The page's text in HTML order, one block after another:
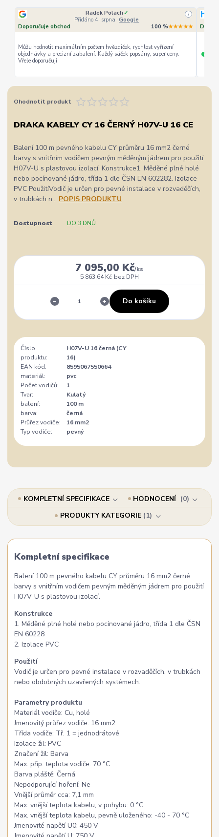
Radek Polach ✓
Přidáno 4. srpna · Google
i
Doporučuje obchod 100 %★★★★★
Můžu hodnotit maximálním počtem hvězdiček, rychlost vyřízení
objednávky a precizní zabalení. Každý sáček popsány, super ceny.
Vřele doporučuji
+
Ohodnotit produkt
DRAKA KABELY CY 16 ČERNÝ H07V-U 16 CE
Balení 100 m pevného kabelu CY průměru 16 mm2 černé
barvy s vnitřním vodičem pevným měděným jádrem pro použití
H07V-U s plastovou izolací. Konstrukce1. Měděné plné holé
nebo pocínované jádro, třída 1 dle ČSN EN 602282. Izolace
PVC PoužitíVodič je určen pro pevné instalace v rozvaděčích,
v trubkách n... POPIS PRODUKTU
Dostupnost DO 3 DNŮ
7 095,00 Kč/ks
5 863,64 Kč bez DPH
Do košíku
Číslo
produktu:
H07V-U 16 černá (CY
16)
EAN kód:
8595067550664
materiál:
pvc
Počet vodičů:
1
Tvar:
Kulatý
balení:
100 m
barva:
černá
Průřez vodiče:
16 mm2
Typ vodiče:
pevný
KOMPLETNÍ SPECIFIKACE HODNOCENÍ
0
PRODUKTY KATEGORIE 1
Kompletní specifikace
Balení 100 m pevného kabelu CY průměru 16 mm2 černé
barvy s vnitřním vodičem pevným měděným jádrem pro použití
H07V-U s plastovou izolací.
Konstrukce
1. Měděné plné holé nebo pocínované jádro, třída 1 dle ČSN
EN 60228
2. Izolace PVC
Použití
Vodič je určen pro pevné instalace v rozvaděčích, v trubkách
nebo obdobných uzavřených systémech.
Parametry produktu
Materiál vodiče: Cu, holé
Jmenovitý průřez vodiče: 16 mm2
Třída vodiče: Tř. 1 = jednodrátové
Izolace žil: PVC
Značení žil: Barva
Max. příp. teplota vodiče: 70 °C
Barva pláště: Černá
Nepodporující hoření: Ne
Vnější průměr cca: 7,1 mm
Max. vnější teplota kabelu, v pohybu: 0 °C
Max. vnější teplota kabelu, pevně uloženého: -40 - 70 °C
Jmenovité napětí U0: 450 V